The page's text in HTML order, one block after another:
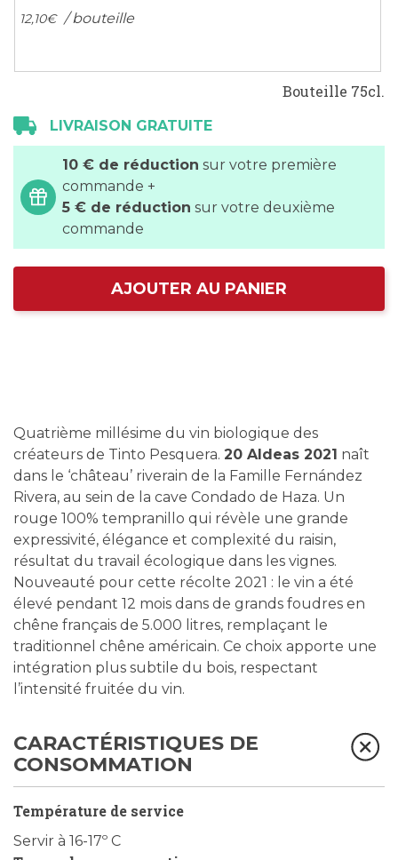
12,10€ / bouteille
Bouteille 75cl.
LIVRAISON GRATUITE
10 € de réduction sur votre première
commande +
5 € de réduction sur votre deuxième
commande
AJOUTER AU PANIER
Quatrième millésime du vin biologique des
créateurs de Tinto Pesquera. 20 Aldeas 2021 naît
dans le ‘château’ riverain de la Famille Fernández
Rivera, au sein de la cave Condado de Haza. Un
rouge 100% tempranillo qui révèle une grande
expressivité, élégance et complexité du raisin,
résultat du travail écologique dans les vignes.
Nouveauté pour cette récolte 2021 : le vin a été
élevé pendant 12 mois dans de grands foudres en
chêne français de 5.000 litres, remplaçant le
traditionnel chêne américain. Ce choix apporte une
intégration plus subtile du bois, respectant
l’intensité fruitée du vin.
CARACTÉRISTIQUES DE
CONSOMMATION
Température de service
Servir à 16-17º C